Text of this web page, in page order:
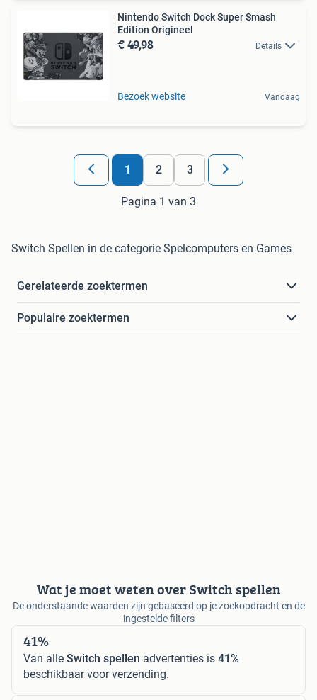
Nintendo Switch Dock Super Smash
Edition Origineel
€ 49,98 Details
Bezoek website Vandaag
1 2 3
Pagina 1 van 3
Switch Spellen in de categorie Spelcomputers en Games
Gerelateerde zoektermen
Populaire zoektermen
Wat je moet weten over Switch spellen
De onderstaande waarden zijn gebaseerd op je zoekopdracht en de
ingestelde filters
41%
Van alle Switch spellen advertenties is 41%
beschikbaar voor verzending.